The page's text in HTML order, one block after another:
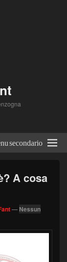
secondario
A cosa
— Nessun